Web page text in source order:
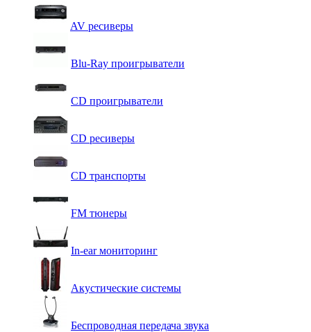
AV ресиверы
Blu-Ray проигрыватели
CD проигрыватели
CD ресиверы
CD транспорты
FM тюнеры
In-ear мониторинг
Акустические системы
Беспроводная передача звука